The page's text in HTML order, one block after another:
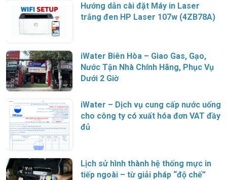
Hướng dẫn cài đặt Máy in Laser
trắng đen HP Laser 107w (4ZB78A)
iWater Biên Hòa – Giao Gas, Gạo,
Nước Tận Nhà Chính Hãng, Phục Vụ
Dưới 2 Giờ
iWater – Dịch vụ cung cấp nước uống
cho công ty có xuất hóa đơn VAT đầy
đủ
Lịch sử hình thành hệ thống mực in
tiếp ngoài – từ giải pháp “độ chế”